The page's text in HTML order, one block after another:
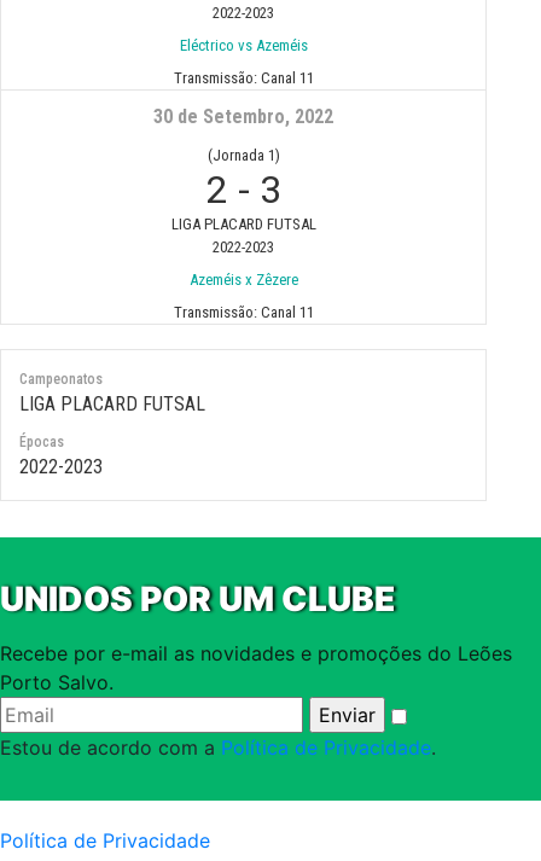
2022-2023
Eléctrico vs Azeméis
Transmissão:Canal 11
30 de Setembro, 2022
(Jornada 1)
2 - 3
LIGA PLACARD FUTSAL
2022-2023
Azeméis x Zêzere
Transmissão:Canal 11
Campeonatos
LIGA PLACARD FUTSAL
Épocas
2022-2023
UNIDOS POR UM CLUBE
Recebe por e-mail as novidades e promoções do Leões
Porto Salvo.
Estou de acordo com a Política de Privacidade.
Política de Privacidade